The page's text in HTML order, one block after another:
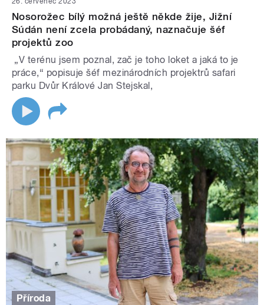
Nosorožec bílý možná ještě někde žije, Jižní
Súdán není zcela probádaný, naznačuje šéf
projektů zoo
„V terénu jsem poznal, zač je toho loket a jaká to je
práce,“ popisuje šéf mezinárodních projektrů safari
parku Dvůr Králové Jan Stejskal,
Příroda